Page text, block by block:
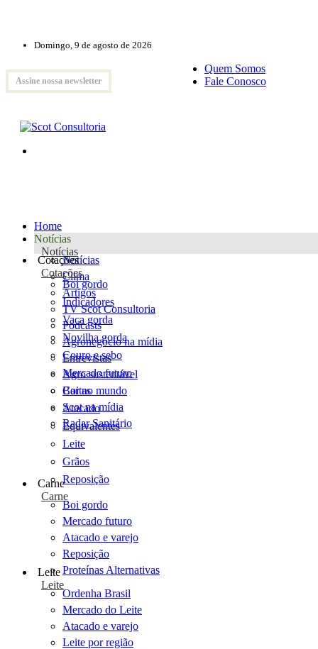
Domingo, 9 de agosto de 2026
Assine nossa newsletter
Quem Somos
Fale Conosco
Home
Notícias
Notícias
Notícias
Clima
Artigos
TV Scot Consultoria
Podcasts
Agronegócio na mídia
Entrevistas
Agro sustentável
Cartas
Scot na mídia
Radar Sanitário
Cotações
Cotações
Boi gordo
Indicadores
Vaca gorda
Novilha gorda
Couro e sebo
Mercado futuro
Boi no mundo
Atacado
Equivalentes
Leite
Grãos
Reposição
Carne
Carne
Boi gordo
Mercado futuro
Atacado e varejo
Reposição
Proteínas Alternativas
Leite
Leite
Ordenha Brasil
Mercado do Leite
Atacado e varejo
Leite por região